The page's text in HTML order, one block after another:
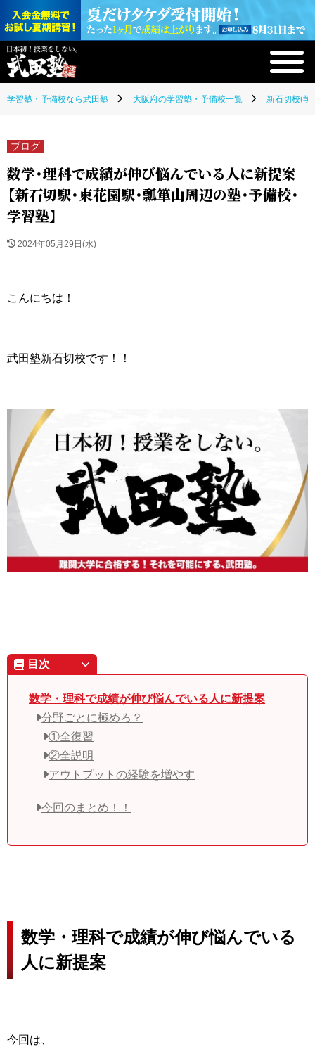
学習塾・予備校なら武田塾 大阪府の学習塾・予備校一覧 新石切校(学
ブログ
数学・理科で成績が伸び悩んでいる人に新提案
【新石切駅・東花園駅・瓢箪山周辺の塾・予備校・
学習塾】
2024年05月29日(水)
こんにちは！
武田塾新石切校です！！
目次
数学・理科で成績が伸び悩んでいる人に新提案
分野ごとに極めろ？
①全復習
②全説明
アウトプットの経験を増やす
今回のまとめ！！
数学・理科で成績が伸び悩んでいる
人に新提案
今回は、